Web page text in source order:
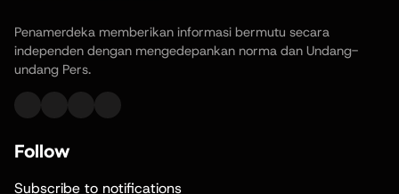
Penamerdeka memberikan informasi bermutu secara
independen dengan mengedepankan norma dan Undang-
undang Pers.
Follow
Subscribe to notifications